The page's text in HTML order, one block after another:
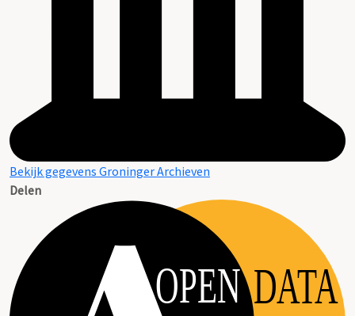
Bekijk gegevens Groninger Archieven
Delen
OPEN DATA